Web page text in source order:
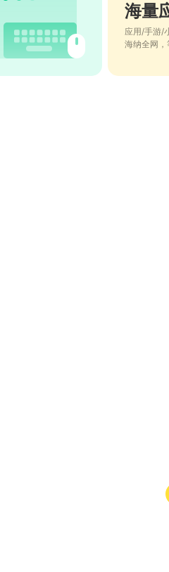
海量
应用/手游/
海纳全网